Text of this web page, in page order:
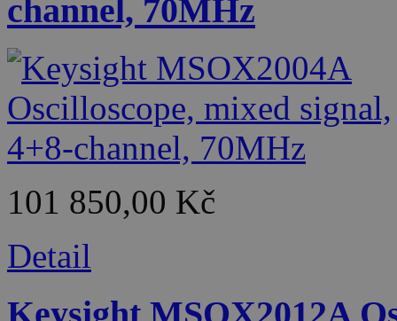
channel, 70MHz
101 850,00 Kč
Detail